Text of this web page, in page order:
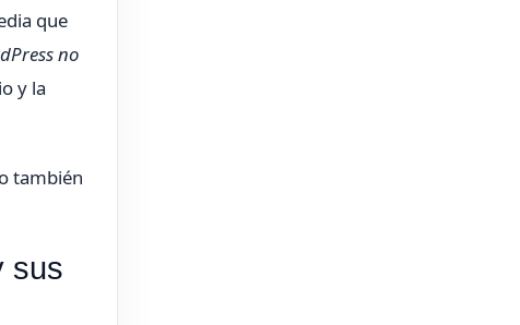
que
no
y la
también
sus